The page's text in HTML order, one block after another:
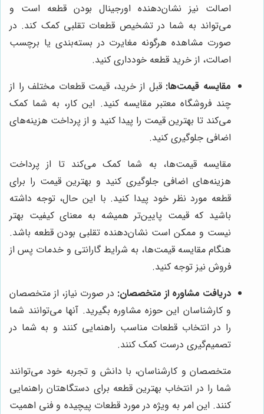
اصالت نیز نشان‌دهنده اورجینال بودن قطعه است و
می‌تواند به شما در تشخیص قطعات تقلبی کمک کند. در
صورت مشاهده هرگونه مغایرت در بسته‌بندی یا برچسب
اصالت، از خرید قطعه خودداری کنید.
مقایسه قیمت‌ها: قبل از خرید، قیمت قطعات مختلف را از
چند فروشگاه معتبر مقایسه کنید. این کار، به شما کمک
می‌کند تا بهترین قیمت را پیدا کنید و از پرداخت هزینه‌های
اضافی جلوگیری کنید.
مقایسه قیمت‌ها، به شما کمک می‌کند تا از پرداخت
هزینه‌های اضافی جلوگیری کنید و بهترین قیمت را برای
قطعه مورد نظر خود پیدا کنید. با این حال، توجه داشته
باشید که قیمت پایین‌تر همیشه به معنای کیفیت بهتر
نیست و ممکن است نشان‌دهنده تقلبی بودن قطعه باشد.
هنگام مقایسه قیمت‌ها، به شرایط گارانتی و خدمات پس از
فروش نیز توجه کنید.
دریافت مشاوره از متخصصان: در صورت نیاز، از متخصصان
و کارشناسان این حوزه مشاوره بگیرید. آنها می‌توانند شما
را در انتخاب قطعات مناسب راهنمایی کنند و به شما در
تصمیم‌گیری درست کمک کنند.
متخصصان و کارشناسان، با دانش و تجربه خود می‌توانند
شما را در انتخاب بهترین قطعه برای دستگاهتان راهنمایی
کنند. این امر به ویژه در مورد قطعات پیچیده و فنی اهمیت